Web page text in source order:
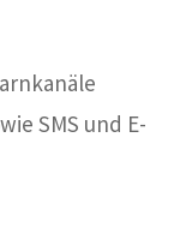
SMS und E-